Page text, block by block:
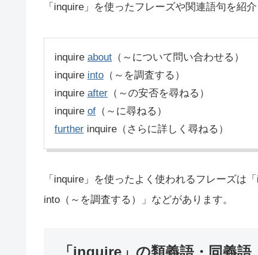
「inquire」を使ったフレーズや関連語句を紹介
inquire about （～について問い合わせる）
inquire into （～を調査する）
inquire after （～の安否を尋ねる）
inquire of （～に尋ねる）
further inquire（さらに詳しく尋ねる）
「inquire」を使ったよく使われるフレーズは
into（～を調査する）」などがあります。